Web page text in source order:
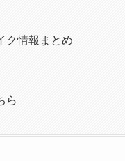
ク情報まとめ
ら